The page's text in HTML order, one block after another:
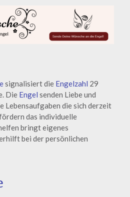
signalisiert die Engelzahl 29
Die Engel senden Liebe und
Lebensaufgaben die sich derzeit
das individuelle
bringt eigenes
bei der persönlichen